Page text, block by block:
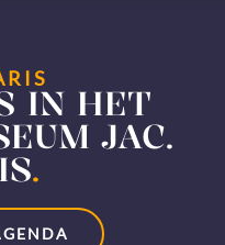
IN HET
JAC.
.